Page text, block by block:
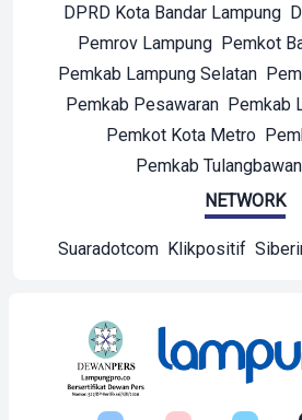
DPRD Kota Bandar Lampung
Pemrov Lampung Pemkot
Pemkab Lampung Selatan
Pemkab Pesawaran Pemkab
Pemkot Kota Metro
Pemkab
NETWORK
Suaradotcom Klikpositif